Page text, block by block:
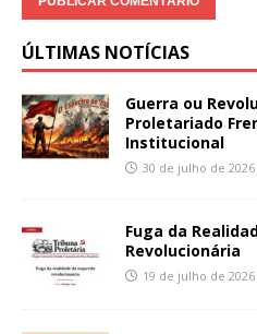
ÚLTIMAS NOTÍCIAS
Guerra ou
Proletariado
Institucional
30 de julho de 2026
Fuga da
Revolucionária
19 de julho de 2026